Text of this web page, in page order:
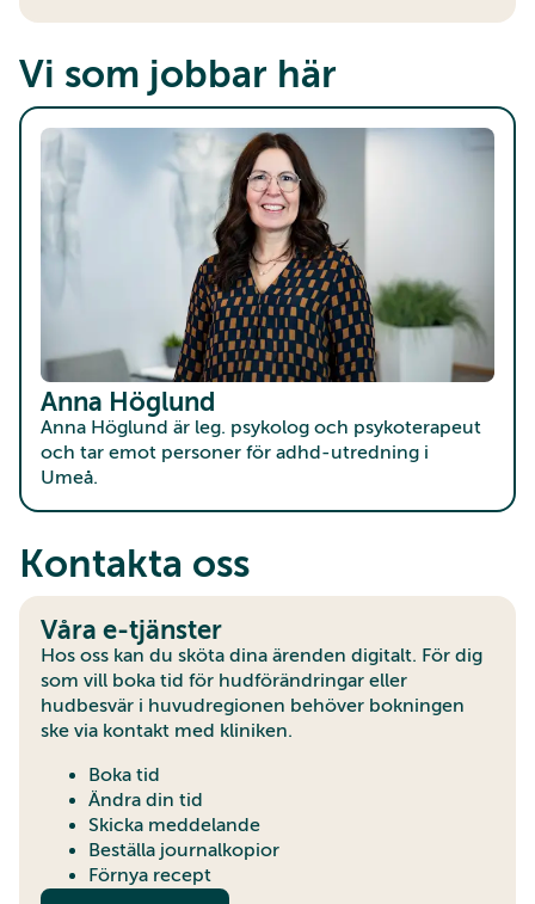
Vi som jobbar här
Anna Höglund
Anna Höglund är leg. psykolog och psykoterapeut
och tar emot personer för adhd-utredning i
Umeå.
Kontakta oss
Våra e-tjänster
Hos oss kan du sköta dina ärenden digitalt. För dig
som vill boka tid för hudförändringar eller
hudbesvär i huvudregionen behöver bokningen
ske via kontakt med kliniken.
Boka tid
Ändra din tid
Skicka meddelande
Beställa journalkopior
Förnya recept